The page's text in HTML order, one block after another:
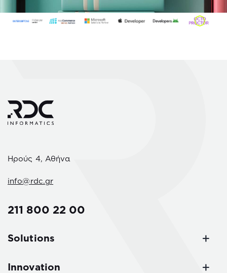
Ηρούς 4, Αθήνα
info@rdc.gr
211 800 22 00
Solutions
Innovation